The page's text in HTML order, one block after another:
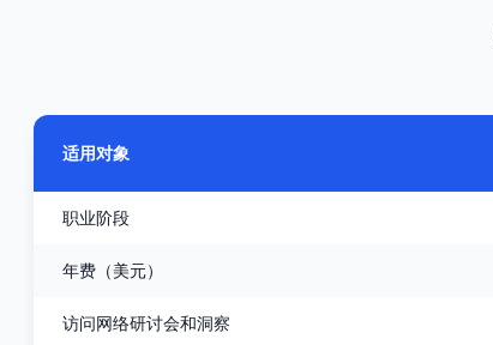
适用对象
职业阶段
年费（美元）
访问网络研讨会和洞察